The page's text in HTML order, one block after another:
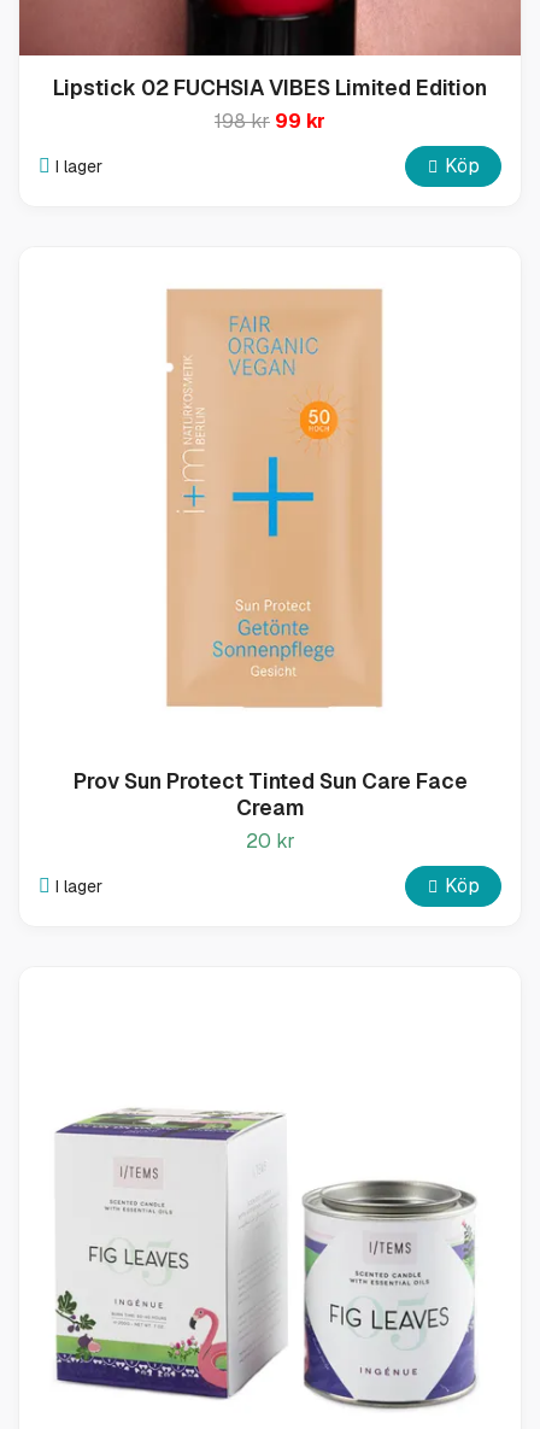
Lipstick 02 FUCHSIA VIBES Limited Edition
198 kr 99 kr
I lager Köp
Prov Sun Protect Tinted Sun Care Face
Cream
20 kr
I lager Köp